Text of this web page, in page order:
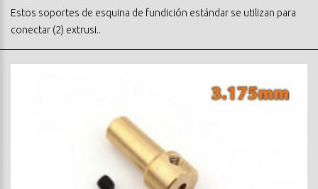
Estos soportes de esquina de fundición estándar se utilizan para
conectar (2) extrusi..